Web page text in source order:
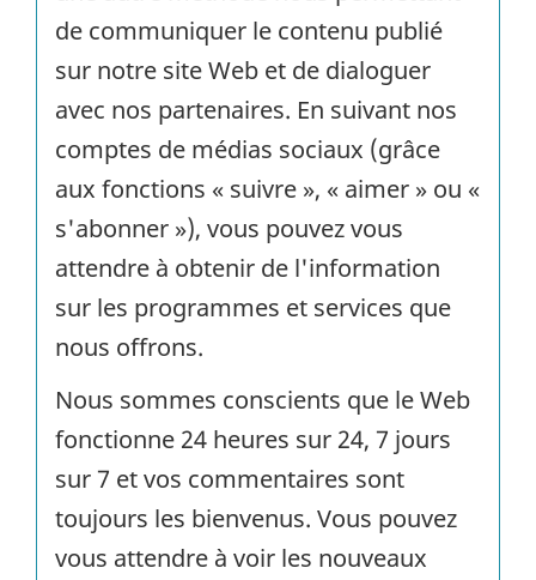
de communiquer le contenu publié
sur notre site Web et de dialoguer
avec nos partenaires. En suivant nos
comptes de médias sociaux (grâce
aux fonctions « suivre », « aimer » ou «
s'abonner »), vous pouvez vous
attendre à obtenir de l'information
sur les programmes et services que
nous offrons.
Nous sommes conscients que le Web
fonctionne 24 heures sur 24, 7 jours
sur 7 et vos commentaires sont
toujours les bienvenus. Vous pouvez
vous attendre à voir les nouveaux